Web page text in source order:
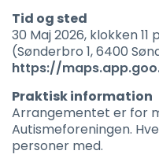
Tid og sted
30 Maj 2026, klokken
(Sønderbro 1, 6400
https://
Praktisk information
Arrangementet er for
Autismeforeningen.
personer med.